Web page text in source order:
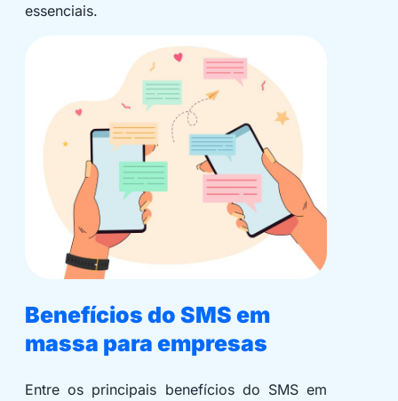
essenciais.
Benefícios do SMS em
massa para empresas
Entre os principais benefícios do SMS em